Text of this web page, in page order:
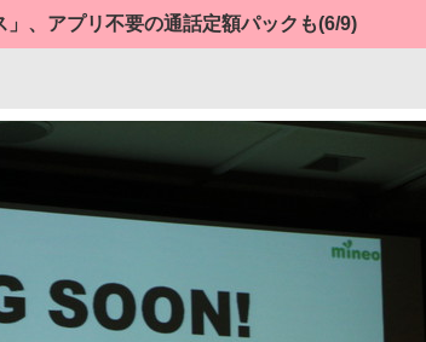
、アプリ不要の通話定額パックも(6/9)